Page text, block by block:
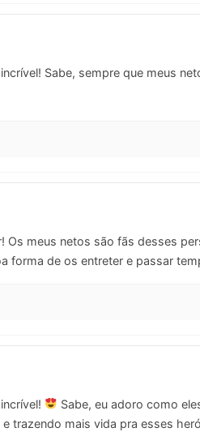
Sabe, sempre que meus
Os meus netos são fãs desses
forma de os entreter e passar
Sabe, eu adoro como
trazendo mais vida pra esses